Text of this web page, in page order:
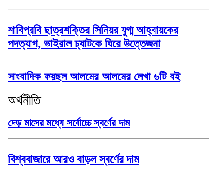
শাবিপ্রবি ছাত্রশক্তির সিনিয়র যুগ্ম আহ্বায়কের
পদত্যাগ, ভাইরাল চ্যাটকে ঘিরে উত্তেজনা
সাংবাদিক ফয়ছল আলমের আলমের লেখা ৬টি বই
অর্থনীতি
দেড় মাসের মধ্যে সর্বোচ্চে স্বর্ণের দাম
বিশ্ববাজারে আরও বাড়ল স্বর্ণের দাম